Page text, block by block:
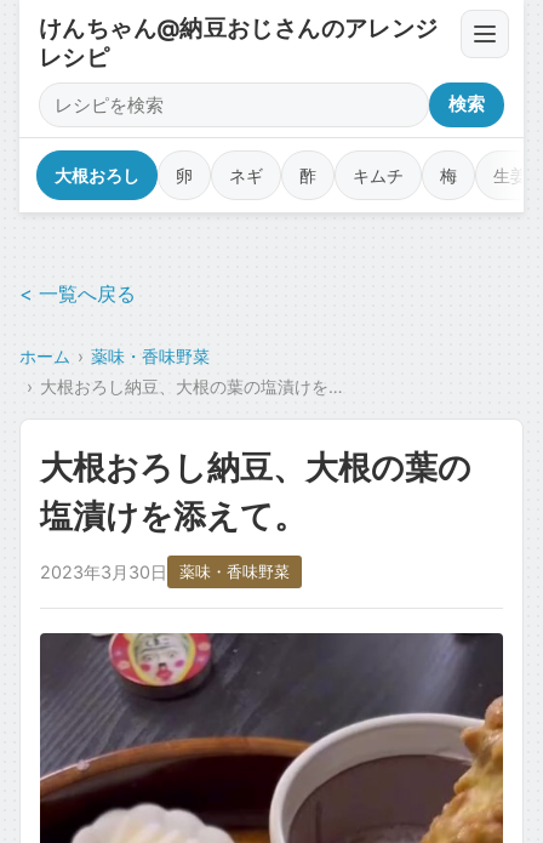
けんちゃん@納豆おじさんのアレンジ
レシピ
卵・豆腐・ネバネバ
薬味・香味野菜
調味料・オイル・タレ
乾物・海苔・トッピング
魚介・肉のせ
ごはん・主食もの
お取り寄せ・銘柄・ご当地
変わり種・ネタ
食材タグ一覧 →
検索
大根おろし 卵 ネギ 酢 キムチ 梅 生姜
< 一覧へ戻る
ホーム
薬味・香味野菜
大根おろし納豆、大根の葉の塩漬けを添えて。
大根おろし納豆、大根の葉の
塩漬けを添えて。
2023年3月30日 薬味・香味野菜